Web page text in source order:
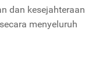
dan kesejahteraan
menyeluruh